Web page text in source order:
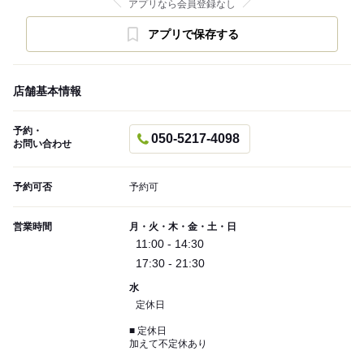
アプリなら会員登録なし
アプリで保存する
店舗基本情報
予約・
お問い合わせ
050-5217-4098
予約可否 予約可
営業時間 月・火・木・金・土・日
11:00 - 14:30
17:30 - 21:30
水
定休日
■ 定休日
加えて不定休あり